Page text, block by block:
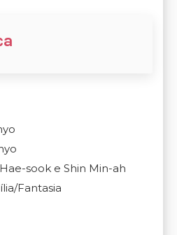
sook e Shin Min-ah
Fantasia